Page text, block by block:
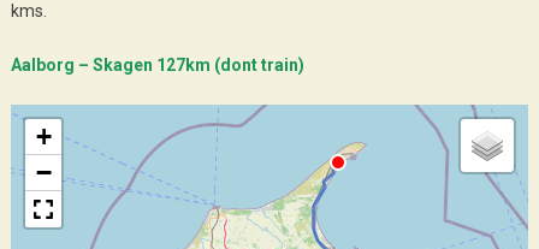
kms.
Aalborg – Skagen 127km (dont train)
+
−